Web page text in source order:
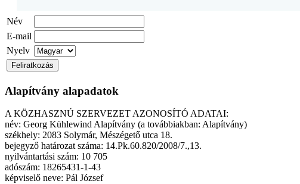
Név
E-mail
Nyelv
Alapítvány alapadatok
A KÖZHASZNÚ SZERVEZET AZONOSÍTÓ ADATAI:
név: Georg Kühlewind Alapítvány (a továbbiakban: Alapítvány)
székhely: 2083 Solymár, Mészégető utca 18.
bejegyző határozat száma: 14.Pk.60.820/2008/7.,13.
nyilvántartási szám: 10 705
adószám: 18265431-1-43
képviselő neve: Pál József